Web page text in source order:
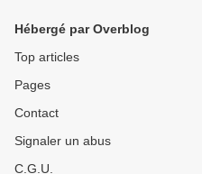
Hébergé par Overblog
Top articles
Pages
Contact
Signaler un abus
C.G.U.